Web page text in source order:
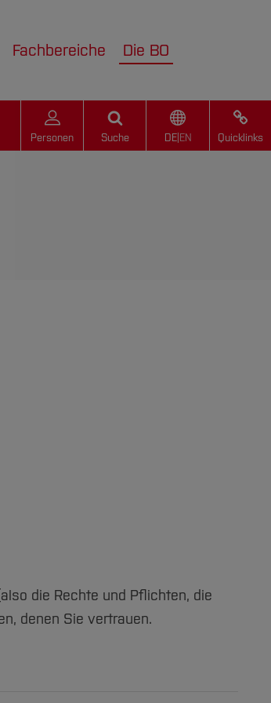
Fachbereiche Die BO
Personen Suche DE| EN Quicklinks
die Rechte und Pflichten, die
denen Sie vertrauen.